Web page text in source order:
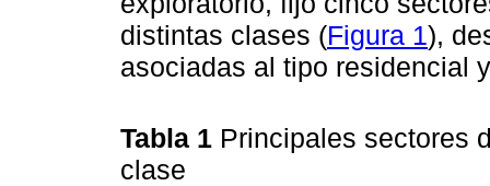
distintas clases (Figura 1),
asociadas al tipo residencial
Tabla 1 Principales sectores
clase